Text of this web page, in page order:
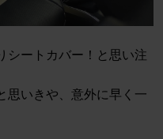
シートカバー！と思い注
思いきや、意外に早く一